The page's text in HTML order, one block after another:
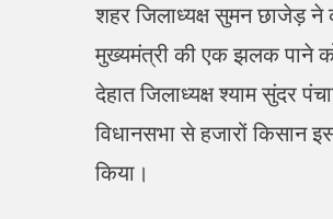
शहर जिलाध्यक्ष सुमन छाजेड़ ने
मुख्यमंत्री की एक झलक पाने
देहात जिलाध्यक्ष श्याम सुंदर
विधानसभा से हजारों किसान
किया।